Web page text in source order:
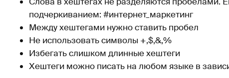
подчеркиванием: #интернет_маркетинг
Между хештегами нужно ставить пробел
Не использовать символы +,$,&,%
Избегать слишком длинные хештеги
Хештеги можно писать на любом языке в